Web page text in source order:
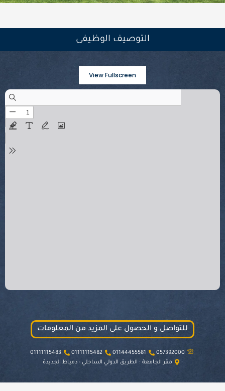
التوصيف الوظيفى
View Fullscreen
للتواصل و الحصول على المزيد من المعلومات
057392000
01144455581
01111115482
01111115483
مقر الجامعة : الطريق الدولي الساحلي - دمياط الجديدة